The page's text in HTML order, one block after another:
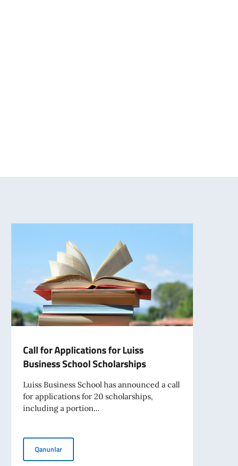
Call for Applications for Luiss
Business School Scholarships
Luiss Business School has announced a call
for applications for 20 scholarships,
including a portion...
QanunlarCall for Applications for Luiss Business School Scholarships